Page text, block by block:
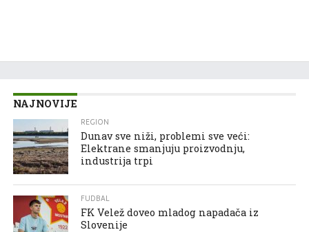
NAJNOVIJE
REGION
Dunav sve niži, problemi sve veći:
Elektrane smanjuju proizvodnju,
industrija trpi
FUDBAL
FK Velež doveo mladog napadača iz
Slovenije